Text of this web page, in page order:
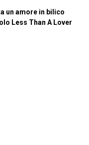
un amore in bilico
Less Than A Lover